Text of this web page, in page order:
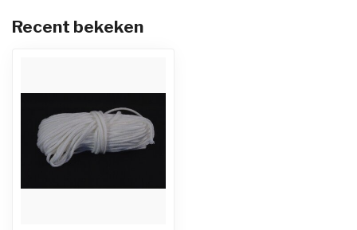
Recent bekeken